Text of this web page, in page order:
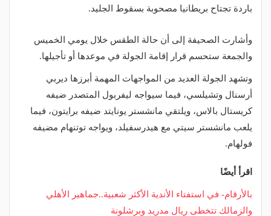
باردة تجتاح بريطانيا مصحوبة بسقوط الجليد.
وأشارت الصحيفة إلى أن حالة الطقس خلال يومي الخميس
والجمعة ستحسم قرار إقامة الجولة في موعدها أو تأجيلها.
وتشهد الجولة العديد من المواجهات المهمة أبرزها ديربي
أرسنال وتشيلسي، فيما سيواجه ليفربول المتصدر ضيفه
كريستال بالاس، ويلتقي مانشستر يونايتد ضيفه برايتون، فيما
يلعب مانشستر سيتي مع هيدرسفيلد، ويواجه توتنهام مضيفه
فولهام.
اقرأ أيضًا
بالأرقام- في استفتاء الأندية الأكثر شعبية..جماهير الأهلي
والزمالك تتخطى ريال مدريد وبرشلونة